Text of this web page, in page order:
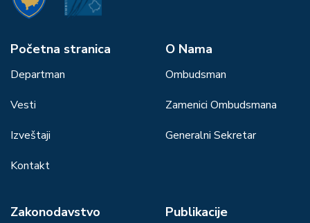
Početna stranica
Departman
Vesti
Izveštaji
Kontakt
О Nama
Ombudsman
Zamenici Ombudsmana
Generalni Sekretar
Zakonodavstvo Publikacije